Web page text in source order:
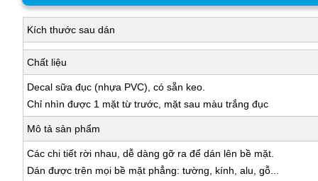
Kích thước sau dán
Chất liệu
Decal sữa đục (nhựa PVC), có sẵn keo.
Chỉ nhìn được 1 mặt từ trước, mặt sau màu trắng đục
Mô tả sản phẩm
Các chi tiết rời nhau, dễ dàng gỡ ra để dán lên bề mặt.
Dán được trên mọi bề mặt phẳng: tường, kính, alu, gỗ...